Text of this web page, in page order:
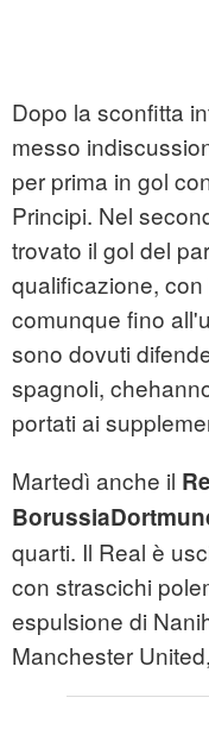
Dopo la sconfitta
messo
per prima in gol
Principi. Nel
trovato il gol del
qualificazione,
comunque fino
sono dovuti
spagnoli,
portati ai
Martedì anche il
quarti. Il Real è
con strascichi
espulsione di
Manchester